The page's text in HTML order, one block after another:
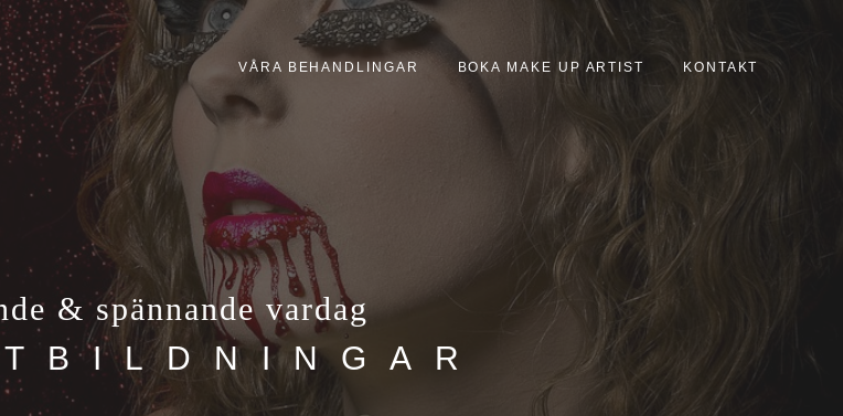
VÅRA BEHANDLINGAR BOKA MAKE UP ARTIST KONTAKT
& spännande vardag